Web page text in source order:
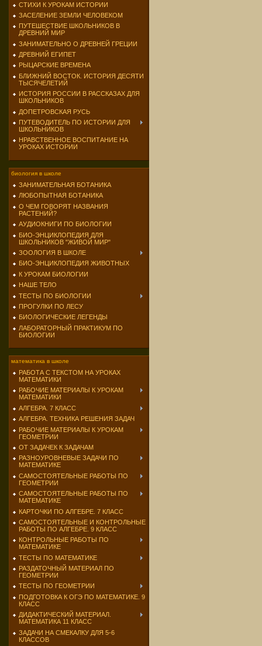
СТИХИ К УРОКАМ ИСТОРИИ
ЗАСЕЛЕНИЕ ЗЕМЛИ ЧЕЛОВЕКОМ
ПУТЕШЕСТВИЕ ШКОЛЬНИКОВ В
ДРЕВНИЙ МИР
ЗАНИМАТЕЛЬНО О ДРЕВНЕЙ ГРЕЦИИ
ДРЕВНИЙ ЕГИПЕТ
РЫЦАРСКИЕ ВРЕМЕНА
БЛИЖНИЙ ВОСТОК. ИСТОРИЯ ДЕСЯТИ
ТЫСЯЧЕЛЕТИЙ
ИСТОРИЯ РОССИИ В РАССКАЗАХ ДЛЯ
ШКОЛЬНИКОВ
ДОПЕТРОВСКАЯ РУСЬ
ПУТЕВОДИТЕЛЬ ПО ИСТОРИИ ДЛЯ
ШКОЛЬНИКОВ
НРАВСТВЕННОЕ ВОСПИТАНИЕ НА
УРОКАХ ИСТОРИИ
биология в школе
ЗАНИМАТЕЛЬНАЯ БОТАНИКА
ЛЮБОПЫТНАЯ БОТАНИКА
О ЧЕМ ГОВОРЯТ НАЗВАНИЯ
РАСТЕНИЙ?
АУДИОКНИГИ ПО БИОЛОГИИ
БИО-ЭНЦИКЛОПЕДИЯ ДЛЯ
ШКОЛЬНИКОВ "ЖИВОЙ МИР"
ЗООЛОГИЯ В ШКОЛЕ
БИО-ЭНЦИКЛОПЕДИЯ ЖИВОТНЫХ
К УРОКАМ БИОЛОГИИ
НАШЕ ТЕЛО
ТЕСТЫ ПО БИОЛОГИИ
ПРОГУЛКИ ПО ЛЕСУ
БИОЛОГИЧЕСКИЕ ЛЕГЕНДЫ
ЛАБОРАТОРНЫЙ ПРАКТИКУМ ПО
БИОЛОГИИ
математика в школе
РАБОТА С ТЕКСТОМ НА УРОКАХ
МАТЕМАТИКИ
РАБОЧИЕ МАТЕРИАЛЫ К УРОКАМ
МАТЕМАТИКИ
АЛГЕБРА. 7 КЛАСС
АЛГЕБРА. ТЕХНИКА РЕШЕНИЯ ЗАДАЧ
РАБОЧИЕ МАТЕРИАЛЫ К УРОКАМ
ГЕОМЕТРИИ
ОТ ЗАДАЧЕК К ЗАДАЧАМ
РАЗНОУРОВНЕВЫЕ ЗАДАЧИ ПО
МАТЕМАТИКЕ
САМОСТОЯТЕЛЬНЫЕ РАБОТЫ ПО
ГЕОМЕТРИИ
САМОСТОЯТЕЛЬНЫЕ РАБОТЫ ПО
МАТЕМАТИКЕ
КАРТОЧКИ ПО АЛГЕБРЕ. 7 КЛАСС
САМОСТОЯТЕЛЬНЫЕ И КОНТРОЛЬНЫЕ
РАБОТЫ ПО АЛГЕБРЕ. 9 КЛАСС
КОНТРОЛЬНЫЕ РАБОТЫ ПО
МАТЕМАТИКЕ
ТЕСТЫ ПО МАТЕМАТИКЕ
РАЗДАТОЧНЫЙ МАТЕРИАЛ ПО
ГЕОМЕТРИИ
ТЕСТЫ ПО ГЕОМЕТРИИ
ПОДГОТОВКА К ОГЭ ПО МАТЕМАТИКЕ. 9
КЛАСС
ДИДАКТИЧЕСКИЙ МАТЕРИАЛ.
МАТЕМАТИКА 11 КЛАСС
ЗАДАЧИ НА СМЕКАЛКУ ДЛЯ 5-6
КЛАССОВ